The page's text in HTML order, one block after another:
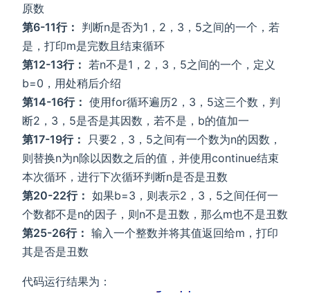
原数
第6-11行： 判断n是否为1，2，3，5之间的一个，若
是，打印m是完数且结束循环
第12-13行： 若n不是1，2，3，5之间的一个，定义
b=0，用处稍后介绍
第14-16行： 使用for循环遍历2，3，5这三个数，判
断2，3，5是否是其因数，若不是，b的值加一
第17-19行：
只要2，3，5之间有一个数为n的因数，
则替换n为n除以因数之后的值，并使用continue结束
本次循环，进行下次循环判断n是否是丑数
第20-22行： 如果b=3，则表示2，3，5之间任何一
个数都不是n的因子，则n不是丑数，那么m也不是丑数
第25-26行： 输入一个整数并将其值返回给m，打印
其是否是丑数
代码运行结果为：